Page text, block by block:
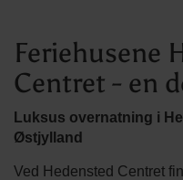
Feriehusene
Centret - en
Luksus overnatning i
Østjylland
Ved Hedensted Centret